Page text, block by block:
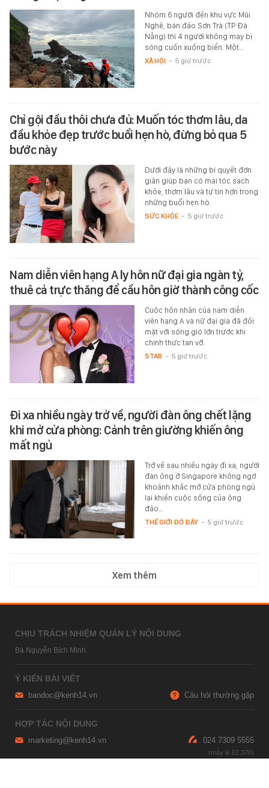
Nhóm 6 người đến khu vực Mũi
Nghê, bán đảo Sơn Trà (TP Đà
Nẵng) thì 4 người không may bị
sóng cuốn xuống biển. Một…
XÃ HỘI - 5 giờ trước
Chỉ gội đầu thôi chưa đủ: Muốn tóc thơm lâu, da
đầu khỏe đẹp trước buổi hẹn hò, đừng bỏ qua 5
bước này
Dưới đây là những bí quyết đơn
giản giúp bạn có mái tóc sạch
khỏe, thơm lâu và tự tin hơn trong
những buổi hẹn hò.
SỨC KHỎE - 5 giờ trước
Nam diễn viên hạng A ly hôn nữ đại gia ngàn tỷ,
thuê cả trực thăng để cầu hôn giờ thành công cốc
Cuộc hôn nhân của nam diễn
viên hạng A và nữ đại gia đã đối
mặt với sóng gió lớn trước khi
chính thức tan vỡ.
STAR - 5 giờ trước
Đi xa nhiều ngày trở về, người đàn ông chết lặng
khi mở cửa phòng: Cảnh trên giường khiến ông
mất ngủ
Trở về sau nhiều ngày đi xa, người
đàn ông ở Singapore không ngờ
khoảnh khắc mở cửa phòng ngủ
lại khiến cuộc sống của ông
đảo…
THẾ GIỚI ĐÓ ĐÂY - 5 giờ trước
Xem thêm
CHỊU TRÁCH NHIỆM QUẢN LÝ NỘI DUNG
Bà Nguyễn Bích Minh
Ý KIẾN BÀI VIẾT
bandoc@kenh14.vn Câu hỏi thường gặp
HỢP TÁC NỘI DUNG
marketing@kenh14.vn 024 7309 5555